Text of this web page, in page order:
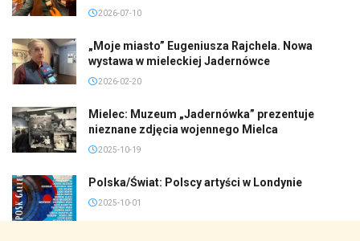
2026-07-10
„Moje miasto” Eugeniusza Rajchela. Nowa
wystawa w mieleckiej Jadernówce
2026-02-20
Mielec: Muzeum „Jadernówka” prezentuje
nieznane zdjęcia wojennego Mielca
2025-10-19
Polska/Świat: Polscy artyści w Londynie
2025-10-01